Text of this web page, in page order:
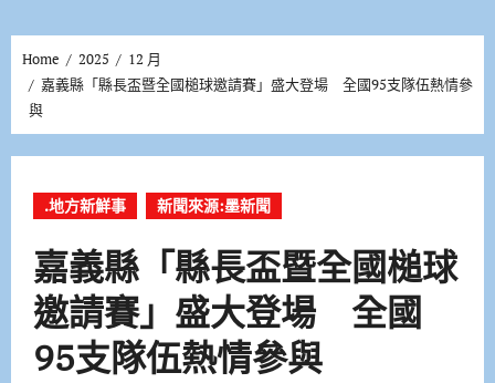
Home 2025
12 月
嘉義縣「縣長盃暨全國槌球邀請賽」盛大登場 全國95支隊伍熱情參
與
.地方新鮮事 新聞來源:墨新聞
嘉義縣「縣長盃暨全國槌球
邀請賽」盛大登場 全國
95支隊伍熱情參與